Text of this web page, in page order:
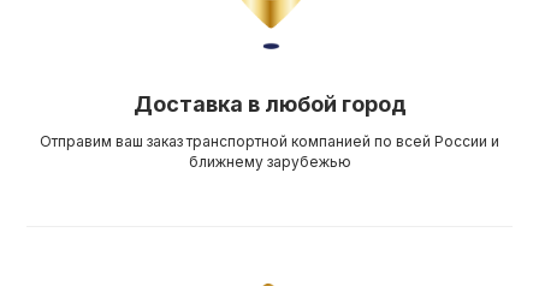
Доставка в любой город
Отправим ваш заказ транспортной компанией по всей России и
ближнему зарубежью